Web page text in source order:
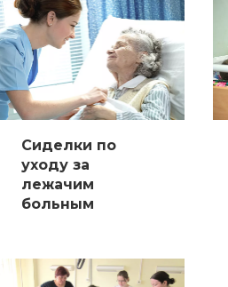
Сиделки по
уходу за
лежачим
больным